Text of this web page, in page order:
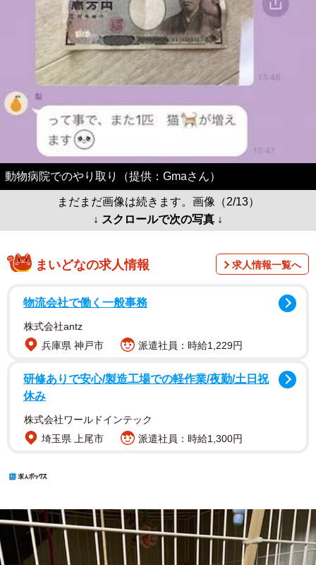
動物病院でのやり取り（提供：Gmaさん）
まだまだ画像は続きます。画像（2/13）
↓ スクロールで次の写真 ↓
まいどなの求人情報 求人情報一覧へ
物流会社で働く一般事務
株式会社antz
兵庫県 神戸市
派遣社員：時給1,229円
研修ありで安心/製造工場での軽作業/夜勤/土日祝
休み
株式会社ワールドインテック
埼玉県 上尾市
派遣社員：時給1,300円